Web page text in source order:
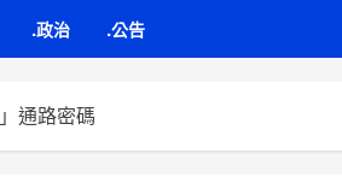
.政治 .公告
通路密碼